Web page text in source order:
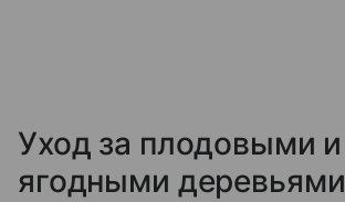
Уход за плодовыми и
ягодными деревьями